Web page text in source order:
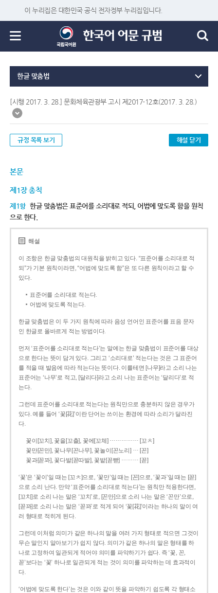
이 누리집은 대한민국 공식 전자정부 누리집입니다.
한글 맞춤법
[시행 2017. 3. 28.] 문화체육관광부 고시 제2017-12호(2017. 3. 28.)
규정 목록 보기 해설 닫기
본문
제1장 총칙
제1항 한글 맞춤법은 표준어를 소리대로 적되, 어법에 맞도록 함을 원칙
으로 한다.
해설
이 조항은 한글 맞춤법의 대원칙을 밝히고 있다. “표준어를 소리대로 적
되”가 기본 원칙이라면, “어법에 맞도록 함”은 또 다른 원칙이라고 할 수
있다.
표준어를 소리대로 적는다.
어법에 맞도록 적는다.
한글 맞춤법은 이 두 가지 원칙에 따라 음성 언어인 표준어를 표음 문자
인 한글로 올바르게 적는 방법이다.
먼저 ‘표준어를 소리대로 적는다’는 말에는 한글 맞춤법이 표준어를 대상
으로 한다는 뜻이 담겨 있다. 그리고 ‘소리대로’ 적는다는 것은 그 표준어
를 적을 때 발음에 따라 적는다는 뜻이다. 이를테면 [나무]라고 소리 나는
표준어는 ‘나무’로 적고, [달리다]라고 소리 나는 표준어는 ‘달리다’로 적
는다.
그런데 표준어를 소리대로 적는다는 원칙만으로 충분하지 않은 경우가
있다. 예를 들어 ‘꽃[花]’이란 단어는 쓰이는 환경에 따라 소리가 달라진
다.
꽃이[꼬치], 꽃을[꼬츨], 꽃에[꼬체] …………… [꼬ㅊ]
꽃만[꼰만], 꽃나무[꼰나무], 꽃놀이[꼰노리] … [꼰]
꽃과[꼳꽈], 꽃다발[꼳따발], 꽃밭[꼳빧] ……… [꼳]
‘꽃’은 ‘꽃이’일 때는 [꼬ㅊ]으로, ‘꽃만’일 때는 [꼰]으로, ‘꽃과’일 때는 [꼳]
으로 소리 난다. 만약 ‘표준어를 소리대로 적는다’는 원칙만 적용한다면,
[꼬치]로 소리 나는 말은 ‘꼬치’로, [꼰만]으로 소리 나는 말은 ‘꼰만’으로,
[꼳꽈]로 소리 나는 말은 ‘꼳꽈’로 적게 되어 ‘꽃[花]’이라는 하나의 말이 여
러 형태로 적히게 된다.
그런데 이처럼 의미가 같은 하나의 말을 여러 가지 형태로 적으면 그것이
무슨 말인지 알아보기가 쉽지 않다. 의미가 같은 하나의 말은 형태를 하
나로 고정하여 일관되게 적어야 의미를 파악하기가 쉽다. 즉 ‘꽃, 꼰,
꼳’보다는 ‘꽃’ 하나로 일관되게 적는 것이 의미를 파악하는 데 효과적이
다.
‘어법에 맞도록 한다’는 것은 이와 같이 뜻을 파악하기 쉽도록 각 형태소